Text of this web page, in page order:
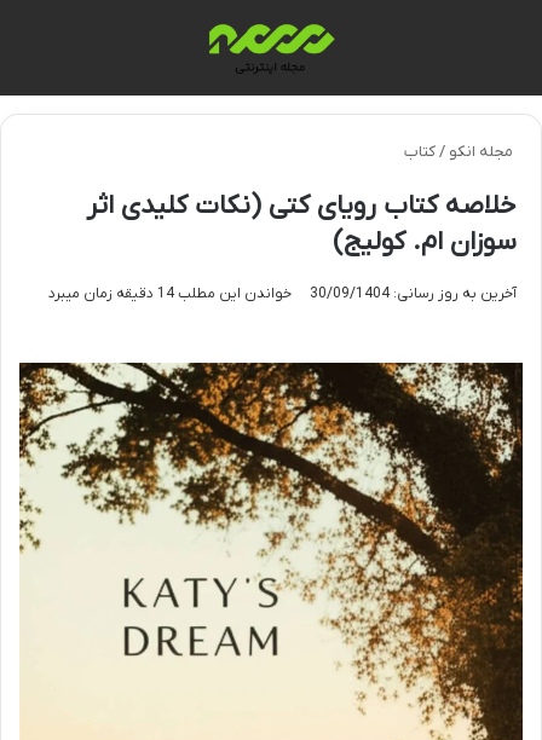
مجله انکو /کتاب
خلاصه کتاب رویای کتی (نکات کلیدی اثر
سوزان ام. کولیج)
آخرین به روز رسانی: 30/09/1404 خواندن این مطلب 14 دقیقه زمان میبرد